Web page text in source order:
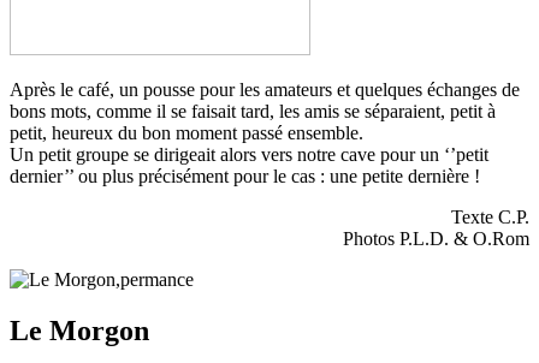
Après le café, un pousse pour les amateurs et quelques échanges de
bons mots, comme il se faisait tard, les amis se séparaient, petit à
petit, heureux du bon moment passé ensemble.
Un petit groupe se dirigeait alors vers notre cave pour un ‘’petit
dernier’’ ou plus précisément pour le cas : une petite dernière !
Texte C.P.
Photos P.L.D. & O.Rom
Le Morgon